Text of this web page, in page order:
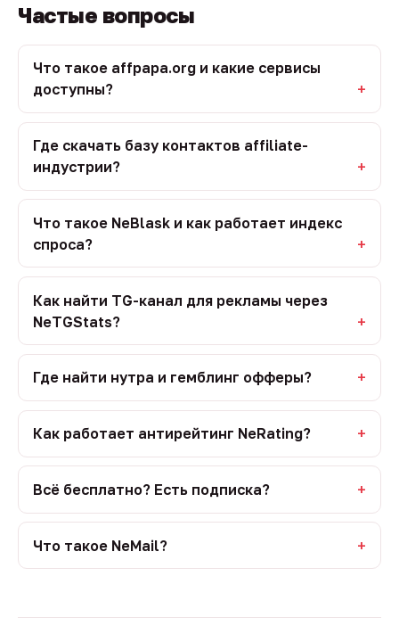
Частые вопросы
Что такое affpapa.org и какие сервисы
доступны?
Где скачать базу контактов affiliate-
индустрии?
Что такое NeBlask и как работает индекс
спроса?
Как найти TG-канал для рекламы через
NeTGStats?
Где найти нутра и гемблинг офферы?
Как работает антирейтинг NeRating?
Всё бесплатно? Есть подписка?
Что такое NeMail?